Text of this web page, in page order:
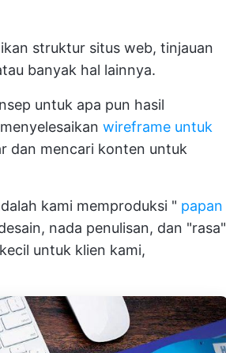
struktur situs web, tinjauan
banyak hal lainnya.
untuk apa pun hasil
wireframe untuk
dan mencari konten untuk
kami memproduksi " papan
nada penulisan, dan "rasa"
untuk klien kami,